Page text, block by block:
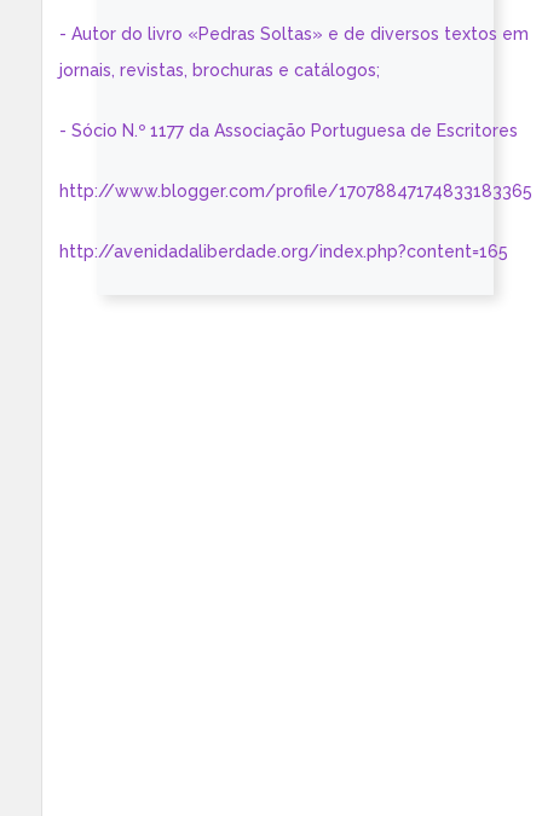
- Autor do livro «Pedras Soltas» e de diversos textos em
jornais, revistas, brochuras e catálogos;
- Sócio N.º 1177 da Associação Portuguesa de Escritores
http://www.blogger.com/profile/17078847174833183365
http://avenidadaliberdade.org/index.php?content=165